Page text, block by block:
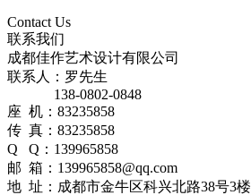
Contact Us
联系我们
成都佳作艺术设计有限公司
联系人：罗先生
138-0802-0848
座 机：83235858
传 真：83235858
Q Q：139965858
邮 箱：139965858@qq.com
地 址：成都市金牛区科兴北路38号3楼